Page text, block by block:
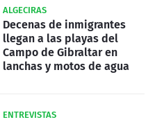
ALGECIRAS
Decenas de inmigrantes
llegan a las playas del
Campo de Gibraltar en
lanchas y motos de agua
ENTREVISTAS